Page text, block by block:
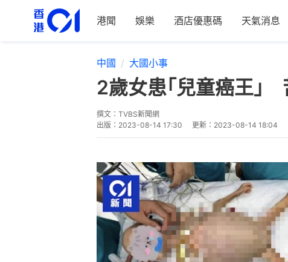
港聞 娛樂 酒店優惠碼 天氣消息
中國 大國小事
2歲女患｢兒童癌王｣
撰文： TVBS新聞網
出版： 2023-08-14 17:30 更新： 2023-08-14 18:04